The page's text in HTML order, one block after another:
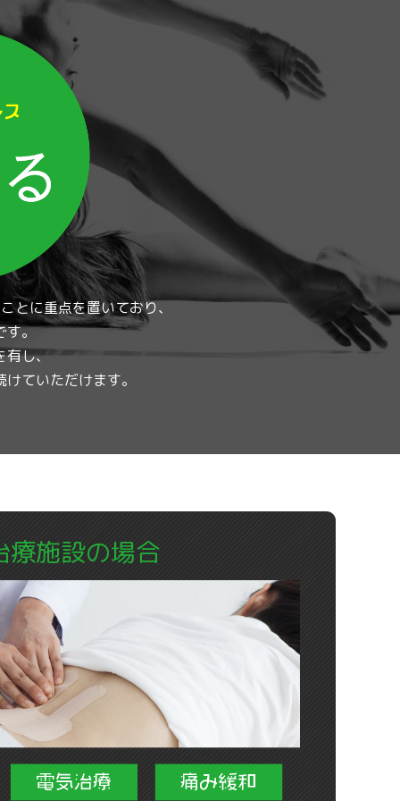
とに重点を置いており、
す。
有し、
ていただけます。
療施設の場合